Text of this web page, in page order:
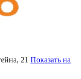
21 Показать на